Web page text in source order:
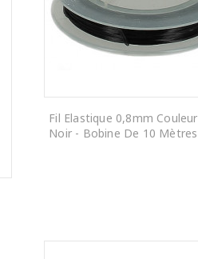
Fil Elastique 0,8mm Couleur
Noir - Bobine De 10 Mètres